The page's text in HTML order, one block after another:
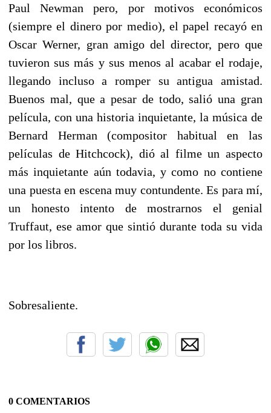
Paul Newman pero, por motivos económicos
(siempre el dinero por medio), el papel recayó en
Oscar Werner, gran amigo del director, pero que
tuvieron sus más y sus menos al acabar el rodaje,
llegando incluso a romper su antigua amistad.
Buenos mal, que a pesar de todo, salió una gran
película, con una historia inquietante, la música de
Bernard Herman (compositor habitual en las
películas de Hitchcock), dió al filme un aspecto
más inquietante aún todavia, y como no contiene
una puesta en escena muy contundente. Es para mí,
un honesto intento de mostrarnos el genial
Truffaut, ese amor que sintió durante toda su vida
por los libros.
Sobresaliente.
0 COMENTARIOS